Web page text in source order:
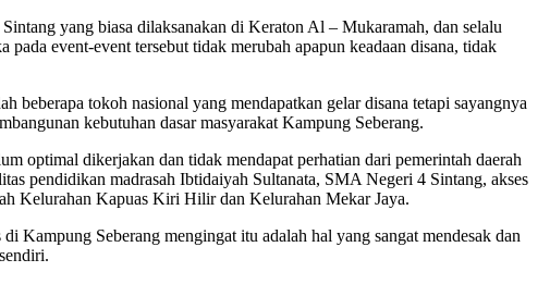
yang biasa dilaksanakan di Keraton Al – Mukaramah, dan selalu
event-event tersebut tidak merubah apapun keadaan disana, tidak
beberapa tokoh nasional yang mendapatkan gelar disana tetapi sayangnya
kebutuhan dasar masyarakat Kampung Seberang.
optimal dikerjakan dan tidak mendapat perhatian dari pemerintah daerah
pendidikan madrasah Ibtidaiyah Sultanata, SMA Negeri 4 Sintang, akses
Kelurahan Kapuas Kiri Hilir dan Kelurahan Mekar Jaya.
Kampung Seberang mengingat itu adalah hal yang sangat mendesak dan